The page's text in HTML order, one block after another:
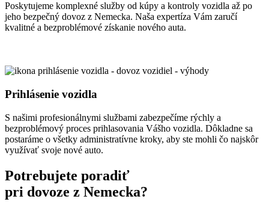
Poskytujeme komplexné služby od kúpy a kontroly vozidla až po
jeho bezpečný dovoz z Nemecka. Naša expertíza Vám zaručí
kvalitné a bezproblémové získanie nového auta.
Prihlásenie vozidla
S našimi profesionálnymi službami zabezpečíme rýchly a
bezproblémový proces prihlasovania Vášho vozidla. Dôkladne sa
postaráme o všetky administratívne kroky, aby ste mohli čo najskôr
využívať svoje nové auto.
Potrebujete poradiť
pri dovoze z Nemecka?